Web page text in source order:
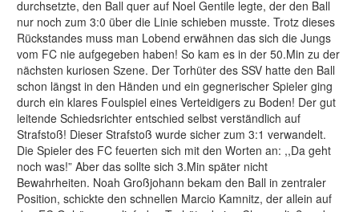
durchsetzte, den Ball quer auf Noel Gentile legte, der den Ball
nur noch zum 3:0 über die Linie schieben musste. Trotz dieses
Rückstandes muss man Lobend erwähnen das sich die Jungs
vom FC nie aufgegeben haben! So kam es in der 50.Min zu der
nächsten kuriosen Szene. Der Torhüter des SSV hatte den Ball
schon längst in den Händen und ein gegnerischer Spieler ging
durch ein klares Foulspiel eines Verteidigers zu Boden! Der gut
leitende Schiedsrichter entschied selbst verständlich auf
Strafstoß! Dieser Strafstoß wurde sicher zum 3:1 verwandelt.
Die Spieler des FC feuerten sich mit den Worten an: ,,Da geht
noch was!” Aber das sollte sich 3.Min später nicht
Bewahrheiten. Noah Großjohann bekam den Ball in zentraler
Position, schickte den schnellen Marcio Kamnitz, der allein auf